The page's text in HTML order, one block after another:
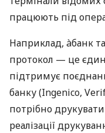
працюють під
Наприклад, àбанк
протокол — це
підтримує
банку (Ingenico,
потрібно
реалізації